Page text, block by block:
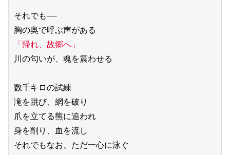
それでも――
胸の奥で呼ぶ声がある
「帰れ、故郷へ」
川の匂いが、魂を震わせる
数千キロの試練
滝を跳び、網を破り
爪を立てる熊に追われ
身を削り、血を流し
それでもなお、ただ一心に泳ぐ